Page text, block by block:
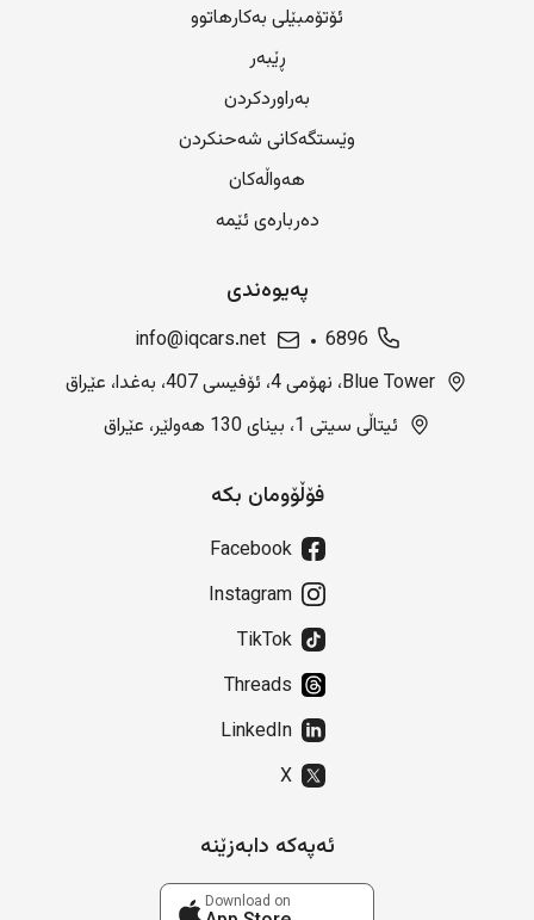
ئۆتۆمبێلی بەکارهاتوو
ڕێبەر
بەراوردکردن
وێستگەکانی شەحنکردن
هەواڵەکان
دەربارەی ئێمە
پەیوەندی
6896
info@iqcars.net
Blue Tower، نهۆمی 4، ئۆفیسی 407، بەغدا، عێراق
ئیتاڵی سیتی 1، بینای 130 هەولێر، عێراق
فۆڵۆومان بکە
Facebook
Instagram
TikTok
Threads
LinkedIn
X
ئەپەکە دابەزێنە
Download on